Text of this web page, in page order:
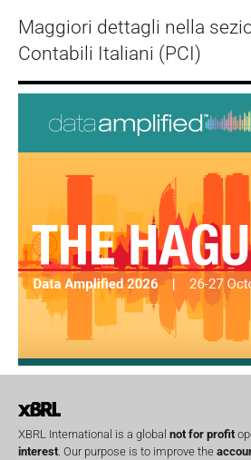
Maggiori dettagli nella
Contabili Italiani (PCI)
XBRL International is a global not for profit
interest . Our purpose is to improve the